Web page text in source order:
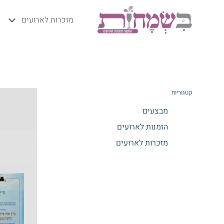
מזכרות לארועים
קטגוריות
מבצעים
הזמנות לארועים
מזכרות לארועים